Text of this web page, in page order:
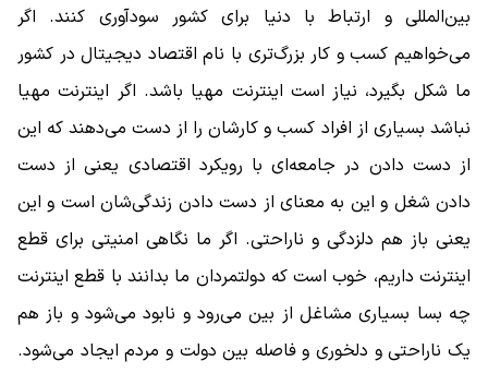
بین‌المللی و ارتباط با دنیا برای کشور سودآوری کنند. اگر
می‌خواهیم کسب و کار بزرگ‌تری با نام اقتصاد دیجیتال در کشور
ما شکل بگیرد، نیاز است اینترنت مهیا باشد. اگر اینترنت مهیا
نباشد بسیاری از افراد کسب و کارشان را از دست می‌دهند که این
از دست دادن در جامعه‌ای با رویکرد اقتصادی یعنی از دست
دادن شغل و این به معنای از دست دادن زندگی‌شان است و این
یعنی باز هم دلزدگی و ناراحتی. اگر ما نگاهی امنیتی برای قطع
اینترنت داریم، خوب است که دولتمردان ما بدانند با قطع اینترنت
چه بسا بسیاری مشاغل از بین می‌رود و نابود می‌شود و باز هم
یک ناراحتی و دلخوری و فاصله بین دولت و مردم ایجاد می‌شود.